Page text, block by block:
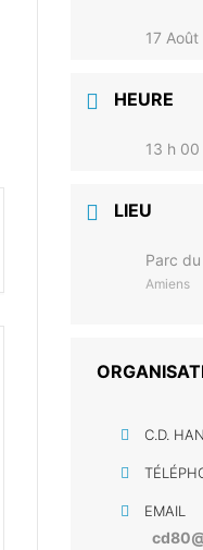
17
HEURE
13 h
LIEU
Parc
Amiens
C.D.
EMAIL